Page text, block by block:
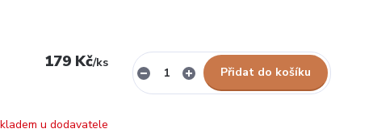
179 Kč/ks
u dodavatele
Přidat do košíku